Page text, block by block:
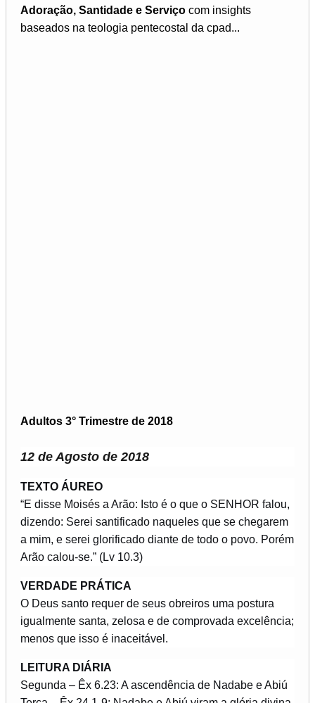
Adoração, Santidade e Serviço com insights
baseados na teologia pentecostal da cpad...
Adultos 3° Trimestre de 2018
12 de Agosto de 2018
TEXTO ÁUREO
“E disse Moisés a Arão: Isto é o que o SENHOR falou,
dizendo: Serei santificado naqueles que se chegarem
a mim, e serei glorificado diante de todo o povo. Porém
Arão calou-se.” (Lv 10.3)
VERDADE PRÁTICA
O Deus santo requer de seus obreiros uma postura
igualmente santa, zelosa e de comprovada excelência;
menos que isso é inaceitável.
LEITURA DIÁRIA
Segunda – Êx 6.23: A ascendência de Nadabe e Abiú